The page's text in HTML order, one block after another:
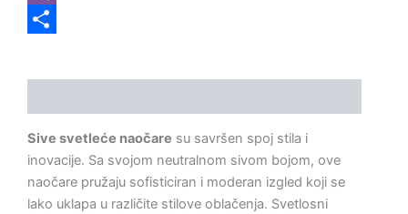
Viber
Sive svetleće naočare su savršen spoj stila i
inovacije. Sa svojom neutralnom sivom bojom, ove
naočare pružaju sofisticiran i moderan izgled koji se
lako uklapa u različite stilove oblačenja. Svetlosni